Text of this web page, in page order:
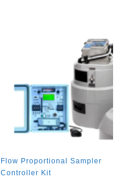
Flow Proportional Sampler
Controller Kit